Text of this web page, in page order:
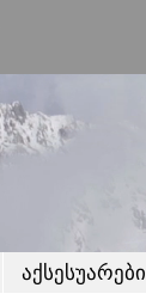
აქსესუარები